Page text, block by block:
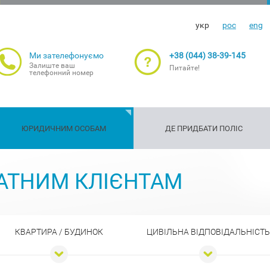
укр рос eng
Ми зателефонуємо
Залиште ваш
телефонний номер
+38 (044) 38-39-145
Питайте!
подорожуючих
зброї
ЮРИДИЧНИМ ОСОБАМ ДЕ ПРИДБАТИ ПОЛІС
КЛІЄНТАМ
КВАРТИРА / БУДИНОК ЦИВІЛЬНА ВІДПОВІДАЛЬНІСТЬ